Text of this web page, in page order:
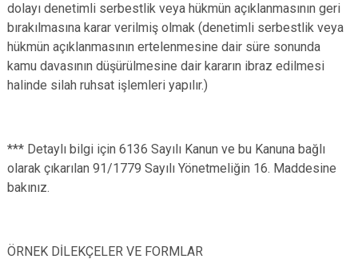
dolayı denetimli serbestlik veya hükmün açıklanmasının geri
bırakılmasına karar verilmiş olmak (denetimli serbestlik veya
hükmün açıklanmasının ertelenmesine dair süre sonunda
kamu davasının düşürülmesine dair kararın ibraz edilmesi
halinde silah ruhsat işlemleri yapılır.)
*** Detaylı bilgi için 6136 Sayılı Kanun ve bu Kanuna bağlı
olarak çıkarılan 91/1779 Sayılı Yönetmeliğin 16. Maddesine
bakınız.
ÖRNEK DİLEKÇELER VE FORMLAR